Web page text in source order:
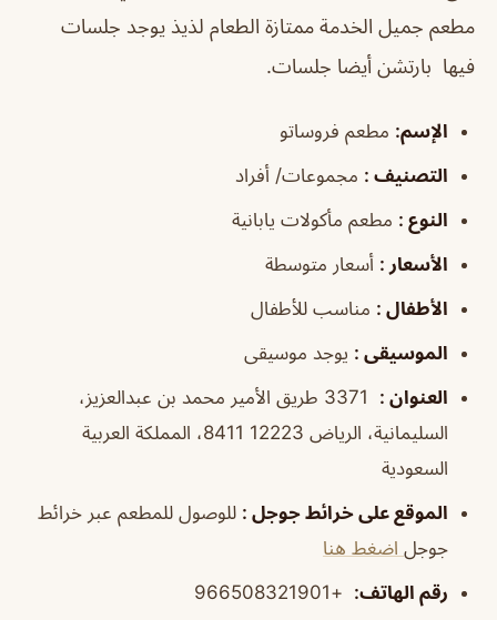
مطعم جميل الخدمة ممتازة الطعام لذيذ يوجد جلسات
فيها بارتشن أيضا جلسات.
الإسم: مطعم فروساتو
التصنيف : مجموعات/ أفراد
النوع : مطعم مأكولات يابانية
الأسعار : أسعار متوسطة
الأطفال : مناسب للأطفال
الموسيقى : يوجد موسيقى
العنوان :
3371 طريق الأمير محمد بن عبدالعزيز،
السليمانية، الرياض 12223 8411، المملكة العربية
السعودية
الموقع على خرائط جوجل : للوصول للمطعم عبر خرائط
جوجل اضغط هنا
رقم الهاتف:
+966508321901